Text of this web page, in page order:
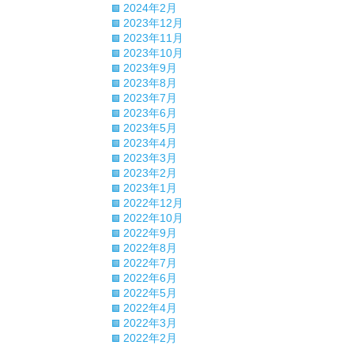
2024年2月
2023年12月
2023年11月
2023年10月
2023年9月
2023年8月
2023年7月
2023年6月
2023年5月
2023年4月
2023年3月
2023年2月
2023年1月
2022年12月
2022年10月
2022年9月
2022年8月
2022年7月
2022年6月
2022年5月
2022年4月
2022年3月
2022年2月